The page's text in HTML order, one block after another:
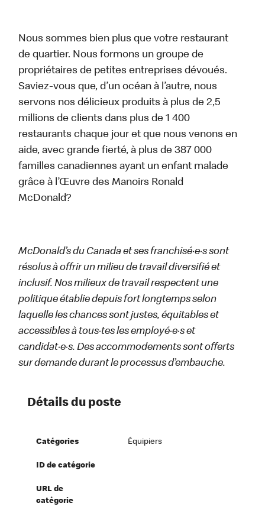
Nous sommes bien plus que votre restaurant
de quartier. Nous formons un groupe de
propriétaires de petites entreprises dévoués.
Saviez-vous que, d’un océan à l’autre, nous
servons nos délicieux produits à plus de 2,5
millions de clients dans plus de 1 400
restaurants chaque jour et que nous venons en
aide, avec grande fierté, à plus de 387 000
familles canadiennes ayant un enfant malade
grâce à l’Œuvre des Manoirs Ronald
McDonald?
McDonald’s du Canada et ses franchisé·e·s sont
résolus à offrir un milieu de travail diversifié et
inclusif. Nos milieux de travail respectent une
politique établie depuis fort longtemps selon
laquelle les chances sont justes, équitables et
accessibles à tous·tes les employé·e·s et
candidat·e·s. Des accommodements sont offerts
sur demande durant le processus d’embauche.
Détails du poste
Catégories Équipiers
ID de catégorie
URL de
catégorie